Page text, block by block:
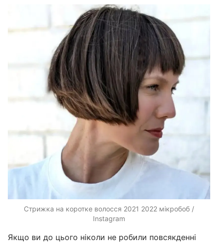
Стрижка на коротке волосся 2021 2022 мікробоб /
Instagram
Якщо ви до цього ніколи не робили повсякденні